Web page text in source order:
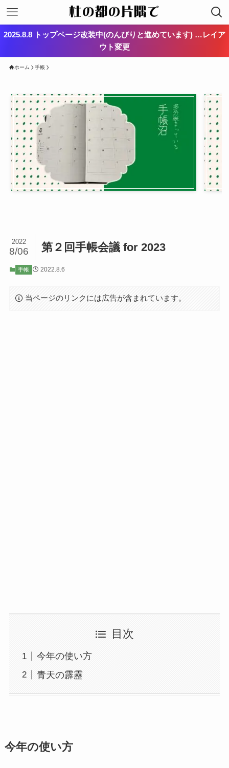
2025.8.8 トップページ改装中(のんびりと進めています) …レイア
ウト変更
ホーム 手帳
第２回手帳会議 for 2023
2022
8/06
手帳 2022.8.6
当ページのリンクには広告が含まれています。
目次
今年の使い方
青天の霹靂
今年の使い方